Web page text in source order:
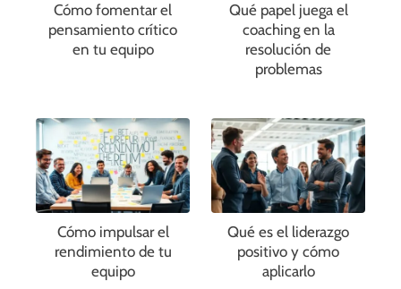
Cómo fomentar el
pensamiento crítico
en tu equipo
Qué papel juega el
coaching en la
resolución de
problemas
Cómo impulsar el
rendimiento de tu
equipo
Qué es el liderazgo
positivo y cómo
aplicarlo